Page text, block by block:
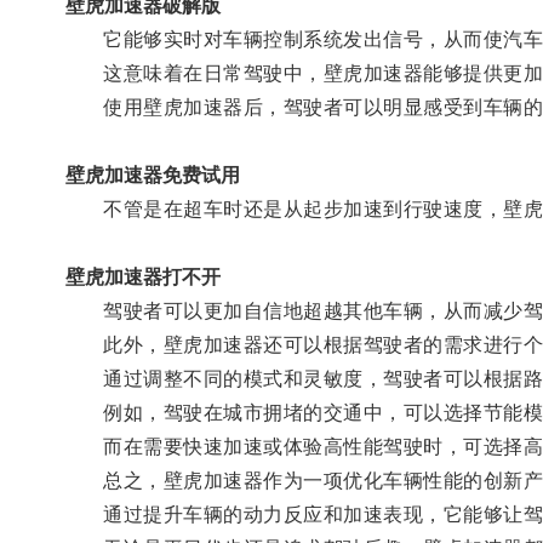
壁虎加速器破解版
它能够实时对车辆控制系统发出信号，从而使汽
这意味着在日常驾驶中，壁虎加速器能够提供更加
使用壁虎加速器后，驾驶者可以明显感受到车辆
壁虎加速器免费试用
不管是在超车时还是从起步加速到行驶速度，壁虎
壁虎加速器打不开
驾驶者可以更加自信地超越其他车辆，从而减少驾
此外，壁虎加速器还可以根据驾驶者的需求进行
通过调整不同的模式和灵敏度，驾驶者可以根据
例如，驾驶在城市拥堵的交通中，可以选择节能模
而在需要快速加速或体验高性能驾驶时，可选择高
总之，壁虎加速器作为一项优化车辆性能的创新
通过提升车辆的动力反应和加速表现，它能够让